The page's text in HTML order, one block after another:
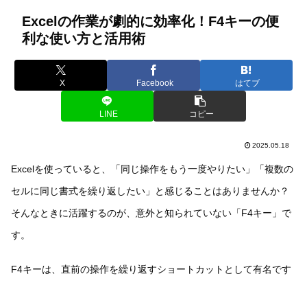
Excelの作業が劇的に効率化！F4キーの便
利な使い方と活用術
X Facebook はてブ
LINE コピー
2025.05.18
Excelを使っていると、「同じ操作をもう一度やりたい」「複数の
セルに同じ書式を繰り返したい」と感じることはありませんか？
そんなときに活躍するのが、意外と知られていない「F4キー」で
す。
F4キーは、直前の操作を繰り返すショートカットとして有名です